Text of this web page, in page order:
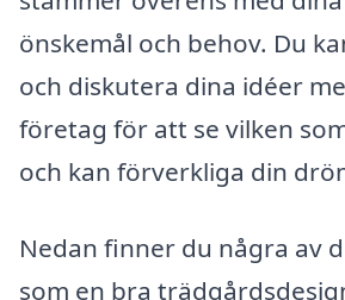
önskemål och behov. Du
och diskutera dina idéer
företag för att se vilken
och kan förverkliga din
Nedan finner du några av
som en bra